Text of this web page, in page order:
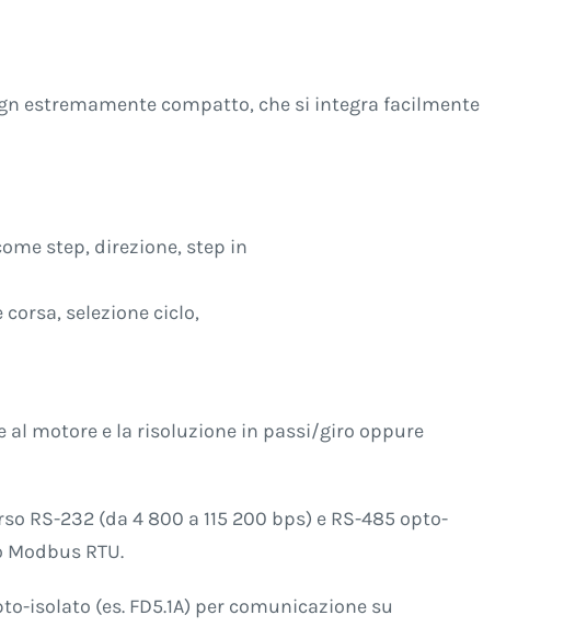
estremamente compatto, che si integra facilmente
step, direzione, step in
selezione ciclo,
al motore e la risoluzione in passi/giro oppure
RS-232 (da 4 800 a 115 200 bps) e RS-485 opto-
RTU.
isolato (es. FD5.1A) per comunicazione su